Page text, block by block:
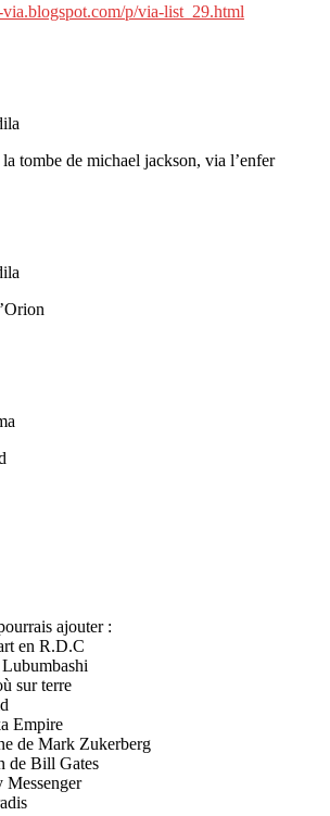
p/via-list_29.html
tombe de michael jackson, via l’enfer
ajouter :
en R.D.C
sur terre
Empire
de Mark Zukerberg
de Bill Gates